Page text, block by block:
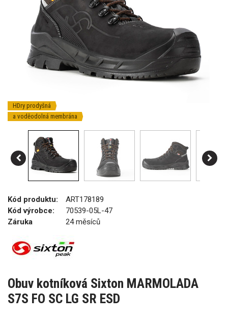
HDry prodyšná
a voděodolná membrána
Kód produktu:
ART178189
Kód výrobce:
70539-05L-47
Záruka
24 měsíců
Obuv kotníková Sixton MARMOLADA
S7S FO SC LG SR ESD